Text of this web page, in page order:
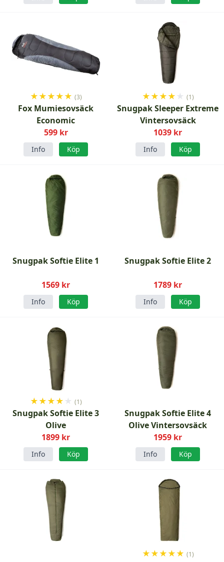
★★★★★ (3)
Fox Mumiesovsäck
Economic
599 kr
Info Köp
★★★★ ★ (1)
Snugpak Sleeper Extreme
Vintersovsäck
1039 kr
Info Köp
Snugpak Softie Elite 1
1569 kr
Info Köp
Snugpak Softie Elite 2
1789 kr
Info Köp
★★★★ ★ (1)
Snugpak Softie Elite 3
Olive
1899 kr
Info Köp
Snugpak Softie Elite 4
Olive Vintersovsäck
1959 kr
Info Köp
★★★★★ (1)